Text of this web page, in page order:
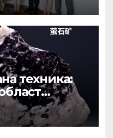
България
техника:
ръка и
онлайн от
— Bazar.bg